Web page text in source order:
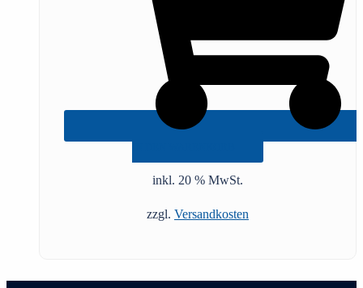
inkl. 20 % MwSt.
zzgl. Versandkosten